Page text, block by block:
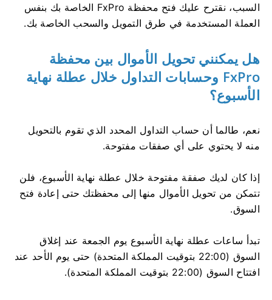
السبب، نقترح عليك فتح محفظة FxPro الخاصة بك بنفس
العملة المستخدمة في طرق التمويل والسحب الخاصة بك.
هل يمكنني تحويل الأموال بين محفظة
FxPro وحسابات التداول خلال عطلة نهاية
الأسبوع؟
نعم، طالما أن حساب التداول المحدد الذي تقوم بالتحويل
منه لا يحتوي على أي صفقات مفتوحة.
إذا كان لديك صفقة مفتوحة خلال عطلة نهاية الأسبوع، فلن
تتمكن من تحويل الأموال منها إلى محفظتك حتى إعادة فتح
السوق.
تبدأ ساعات عطلة نهاية الأسبوع يوم الجمعة عند إغلاق
السوق (22:00 بتوقيت المملكة المتحدة) حتى يوم الأحد عند
افتتاح السوق (22:00 بتوقيت المملكة المتحدة).